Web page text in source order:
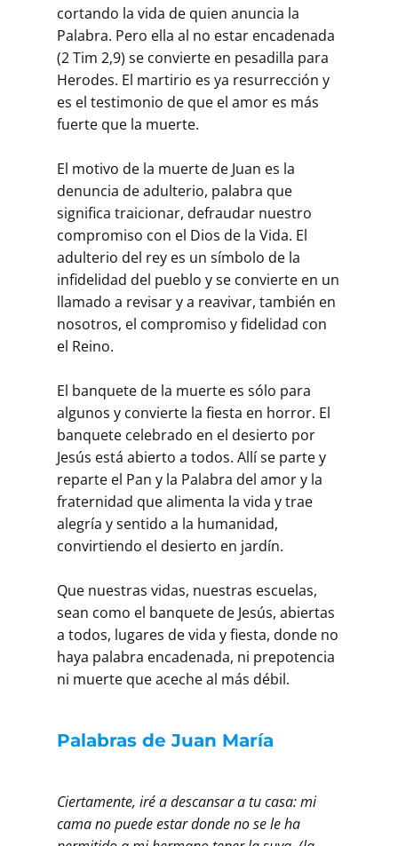
cortando la vida de quien anuncia la
Palabra. Pero ella al no estar encadenada
(2 Tim 2,9) se convierte en pesadilla para
Herodes. El martirio es ya resurrección y
es el testimonio de que el amor es más
fuerte que la muerte.
El motivo de la muerte de Juan es la
denuncia de adulterio, palabra que
significa traicionar, defraudar nuestro
compromiso con el Dios de la Vida. El
adulterio del rey es un símbolo de la
infidelidad del pueblo y se convierte en un
llamado a revisar y a reavivar, también en
nosotros, el compromiso y fidelidad con
el Reino.
El banquete de la muerte es sólo para
algunos y convierte la fiesta en horror. El
banquete celebrado en el desierto por
Jesús está abierto a todos. Allí se parte y
reparte el Pan y la Palabra del amor y la
fraternidad que alimenta la vida y trae
alegría y sentido a la humanidad,
convirtiendo el desierto en jardín.
Que nuestras vidas, nuestras escuelas,
sean como el banquete de Jesús, abiertas
a todos, lugares de vida y fiesta, donde no
haya palabra encadenada, ni prepotencia
ni muerte que aceche al más débil.
Palabras de Juan María
Ciertamente, iré a descansar a tu casa: mi
cama no puede estar donde no se le ha